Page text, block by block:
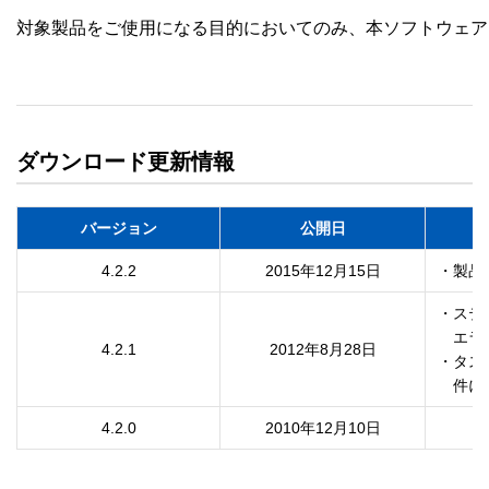
対象製品をご使用になる目的においてのみ、本ソフトウェ
ダウンロード更新情報
バージョン 公開日
4.2.2 2015年12月15日
4.2.1 2012年8月28日
・ス
エラ
・タ
4.2.0 2010年12月10日